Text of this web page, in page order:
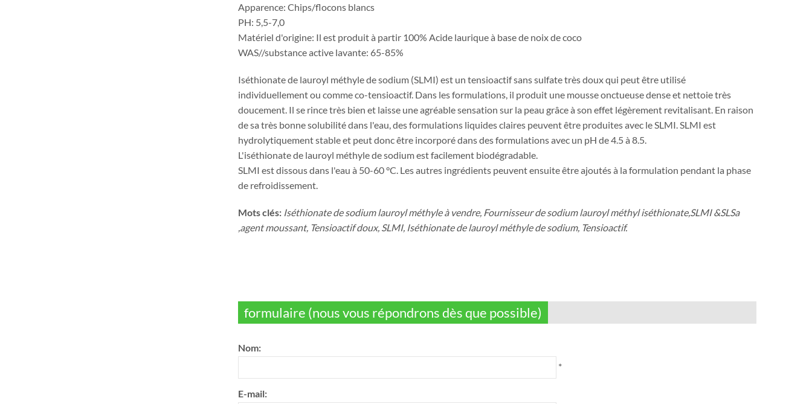
Apparence‍: Chips/flocons blancs
PH‍: 5,5-7,0
Matériel d'origine‍: Il est produit à partir 100% Acide laurique à base de noix de coco
WAS//substance active lavante‍: 65-85%
Iséthionate de lauroyl méthyle de sodium (SLMI) est un tensioactif sans sulfate très doux qui peut être utilisé
individuellement ou comme co-tensioactif. Dans les formulations, il produit une mousse onctueuse dense et nettoie très
doucement. Il se rince très bien et laisse une agréable sensation sur la peau grâce à son effet légèrement revitalisant. En raison
de sa très bonne solubilité dans l'eau, des formulations liquides claires peuvent être produites avec le SLMI. SLMI est
hydrolytiquement stable et peut donc être incorporé dans des formulations avec un pH de 4.5 à 8.5.
L'iséthionate de lauroyl méthyle de sodium est facilement biodégradable.
SLMI est dissous dans l'eau à 50-60 °C. Les autres ingrédients peuvent ensuite être ajoutés à la formulation pendant la phase
de refroidissement.
Mots clés: Iséthionate de sodium lauroyl méthyle à vendre, Fournisseur de sodium lauroyl méthyl iséthionate,SLMI &SLSa
,agent moussant, Tensioactif doux, SLMI, Iséthionate de lauroyl méthyle de sodium, Tensioactif.
formulaire (nous vous répondrons dès que possible)
Nom:
*
E-mail: